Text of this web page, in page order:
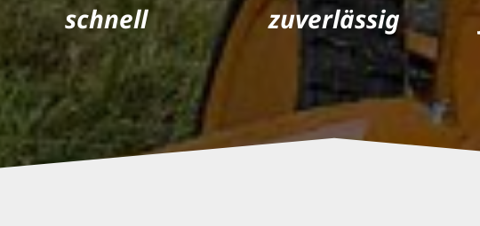
schnell zuverlässig